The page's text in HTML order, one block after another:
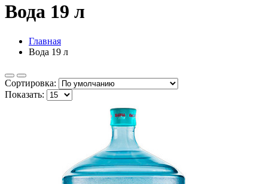
Вода 19 л
Главная
Вода 19 л
Сортировка:
Показать: